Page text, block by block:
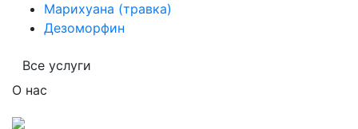
Марихуана (травка)
Дезоморфин
Все услуги
О нас